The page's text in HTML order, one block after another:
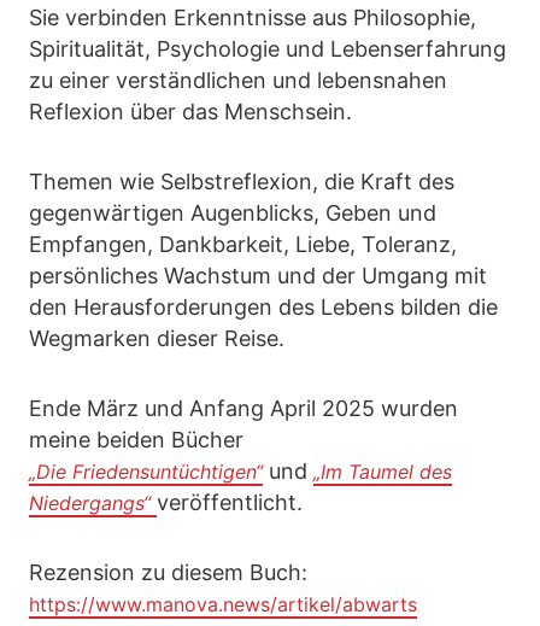
Sie verbinden Erkenntnisse aus Philosophie,
Spiritualität, Psychologie und Lebenserfahrung
zu einer verständlichen und lebensnahen
Reflexion über das Menschsein.
Themen wie Selbstreflexion, die Kraft des
gegenwärtigen Augenblicks, Geben und
Empfangen, Dankbarkeit, Liebe, Toleranz,
persönliches Wachstum und der Umgang mit
den Herausforderungen des Lebens bilden die
Wegmarken dieser Reise.
Ende März und Anfang April 2025 wurden
meine beiden Bücher
„Die Friedensuntüchtigen“und „Im Taumel des
Niedergangs“ veröffentlicht.
Rezension zu diesem Buch:
https://www.manova.news/artikel/abwarts